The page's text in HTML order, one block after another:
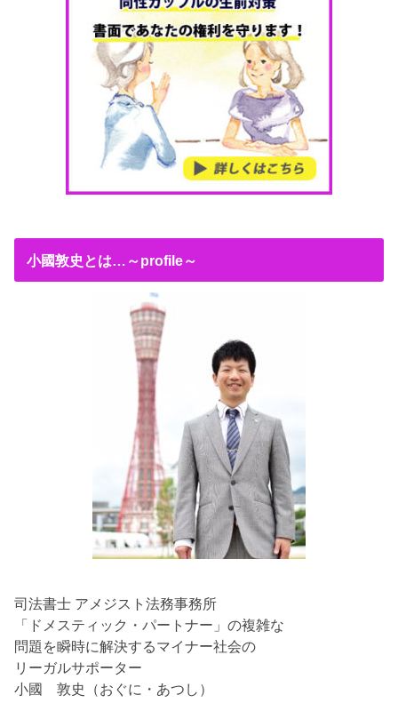
小國敦史とは…～profile～
司法書士 アメジスト法務事務所
「ドメスティック・パートナー」の複雑な
問題を瞬時に解決するマイナー社会の
リーガルサポーター
小國 敦史（おぐに・あつし）